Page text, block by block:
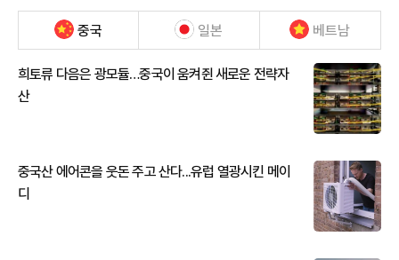
중국 일본 베트남
희토류 다음은 광모듈…중국이 움켜쥔 새로운 전략자
산
중국산 에어콘을 웃돈 주고 산다...유럽 열광시킨 메이
디